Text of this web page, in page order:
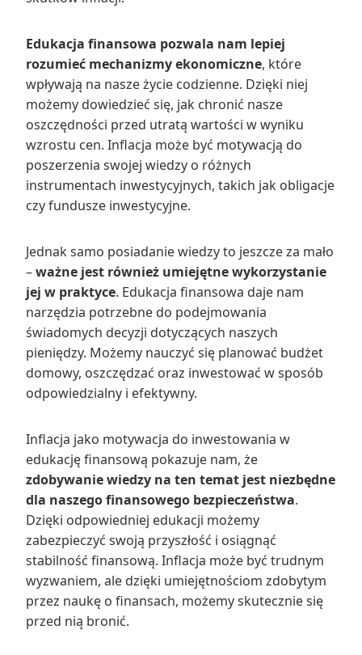
Edukacja finansowa pozwala nam lepiej
rozumieć mechanizmy ekonomiczne, które
wpływają na nasze życie codzienne. Dzięki niej
możemy dowiedzieć się, jak chronić nasze
oszczędności przed utratą wartości w wyniku
wzrostu cen. Inflacja może być motywacją do
poszerzenia swojej wiedzy o różnych
instrumentach inwestycyjnych, takich jak obligacje
czy fundusze inwestycyjne.
Jednak samo posiadanie wiedzy to jeszcze za mało
–ważne jest również umiejętne wykorzystanie
jej w praktyce. Edukacja finansowa daje nam
narzędzia potrzebne do podejmowania
świadomych decyzji dotyczących naszych
pieniędzy. Możemy nauczyć się planować budżet
domowy, oszczędzać oraz inwestować w sposób
odpowiedzialny i efektywny.
Inflacja jako motywacja do inwestowania w
edukację finansową pokazuje nam, że
zdobywanie wiedzy na ten temat jest niezbędne
dla naszego finansowego bezpieczeństwa.
Dzięki odpowiedniej edukacji możemy
zabezpieczyć swoją przyszłość i osiągnąć
stabilność finansową. Inflacja może być trudnym
wyzwaniem, ale dzięki umiejętnościom zdobytym
przez naukę o finansach, możemy skutecznie się
przed nią bronić.